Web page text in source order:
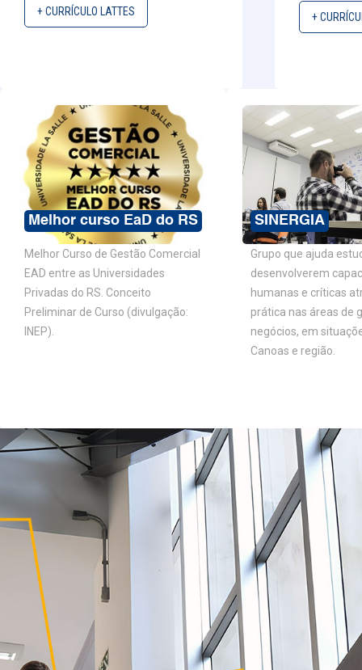
+ CURRÍCULO LATTES +
Melhor Curso de Gestão Comercial
EAD entre as Universidades
Privadas do RS. Conceito
Preliminar de Curso (divulgação:
INEP).
Melhor curso EaD do RS
Grupo que ajuda
desenvolverem
humanas e críticas
prática nas áreas de
negócios, em
Canoas e região.
SINERGIA